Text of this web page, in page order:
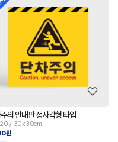
의 안내판 정사각형 타입
/ 30x30cm
원